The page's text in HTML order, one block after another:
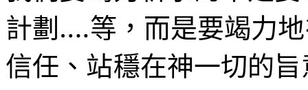
計劃….等，而是要竭力
信任、站穩在神一切的